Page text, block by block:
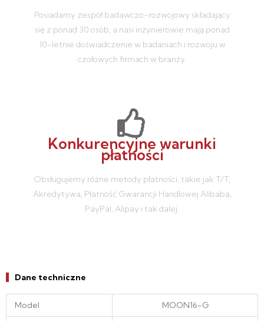
Posiadamy zespół badawczo-rozwojowy składający
się z ponad 30 osób, a nasi inżynierowie mają ponad
10-letnie doświadczenie w badaniach i rozwoju w
czołowych firmach w branży.
Konkurencyjne warunki
płatności
Obsługujemy różne metody płatności, takie jak T/T,
Akredytywa, Płatność Gwarancji Handlowej Alibaba,
PayPal, Alipay i tak dalej.
Dane techniczne
Model MOON16-G